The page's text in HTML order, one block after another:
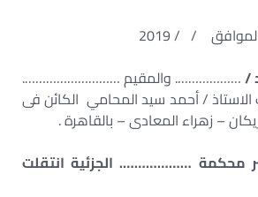
/ / 2019
/………………. والمقيم ……………………….
الاستاذ / أحمد سيد المحامي الكائن فى
………………. الجزئية انتقلت